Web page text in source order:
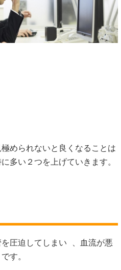
められないと良くなることは
多い２つを上げていきます。
圧迫してしまい 、血流が悪
す。